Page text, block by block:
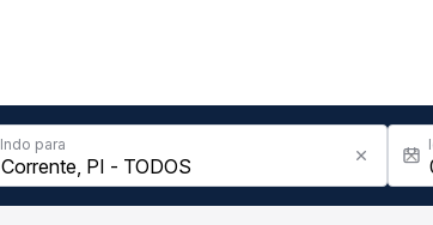
Indo para